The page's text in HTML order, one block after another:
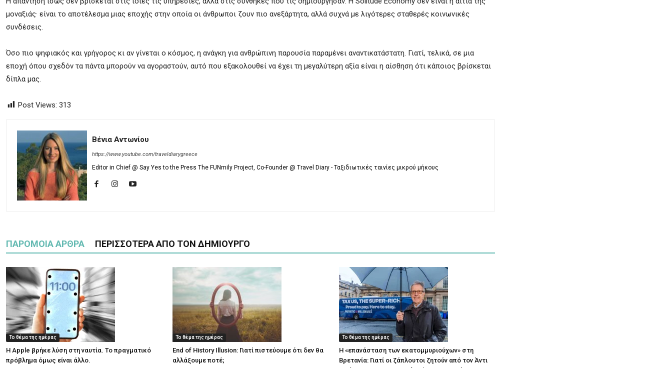
μοναξιάς· είναι το αποτέλεσμα μιας εποχής στην οποία οι άνθρωποι ζουν πιο ανεξάρτητα, αλλά συχνά με λιγότερες σταθερές κοινωνικές
συνδέσεις.
Όσο πιο ψηφιακός και γρήγορος κι αν γίνεται ο κόσμος, η ανάγκη για ανθρώπινη παρουσία παραμένει αναντικατάστατη. Γιατί, τελικά, σε μια
εποχή όπου σχεδόν τα πάντα μπορούν να αγοραστούν, αυτό που εξακολουθεί να έχει τη μεγαλύτερη αξία είναι η αίσθηση ότι κάποιος βρίσκεται
δίπλα μας.
Post Views: 313
Βένια Αντωνίου
https://www.youtube.com/traveldiarygreece
Editor in Chief @ Say Yes to the Press The FUNmily Project, Co-Founder @ Travel Diary - Ταξιδιωτικές ταινίες μικρού μήκους
ΠΑΡΟΜΟΙΑ ΑΡΘΡΑ ΠΕΡΙΣΣΟΤΕΡΑ ΑΠΟ ΤΟΝ ΔΗΜΙΟΥΡΓΟ
Το θέμα της ημέρας
Η Apple βρήκε λύση στη ναυτία. Το πραγματικό
πρόβλημα όμως είναι άλλο.
Το θέμα της ημέρας
End of History Illusion: Γιατί πιστεύουμε ότι δεν θα
αλλάξουμε ποτέ;
Το θέμα της ημέρας
Η «επανάσταση των εκατομμυριούχων» στη
Βρετανία: Γιατί οι ζάπλουτοι ζητούν από τον Άντι